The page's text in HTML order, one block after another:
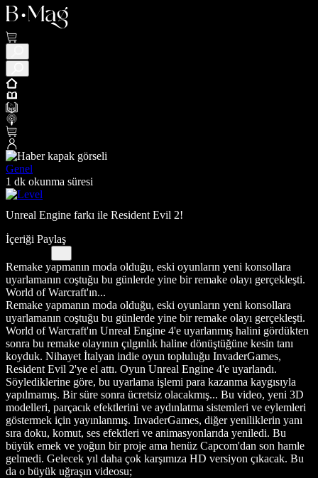
Genel
1 dk okunma süresi
Unreal Engine farkı ile Resident Evil 2!
İçeriği Paylaş
Remake yapmanın moda olduğu, eski oyunların yeni konsollara
uyarlamanın coştuğu bu günlerde yine bir remake olayı gerçekleşti.
World of Warcraft'ın...
Remake yapmanın moda olduğu, eski oyunların yeni konsollara
uyarlamanın coştuğu bu günlerde yine bir remake olayı gerçekleşti.
World of Warcraft'ın Unreal Engine 4'e uyarlanmış halini gördükten
sonra bu remake olayının çılgınlık haline dönüştüğüne kesin tanı
koyduk. Nihayet İtalyan indie oyun topluluğu InvaderGames,
Resident Evil 2'ye el attı. Oyun Unreal Engine 4'e uyarlandı.
Söylediklerine göre, bu uyarlama işlemi para kazanma kaygısıyla
yapılmamış. Bir süre sonra ücretsiz olacakmış... Bu video, yeni 3D
modelleri, parçacık efektlerini ve aydınlatma sistemleri ve eylemleri
göstermek için yayınlanmış. InvaderGames, diğer yeniliklerin yanı
sıra doku, komut, ses efektleri ve animasyonlarıda yeniledi. Bu
büyük emek ve yoğun bir proje ama henüz Capcom'dan son hamle
gelmedi. Gelecek yıl daha çok karşımıza HD versiyon çıkacak. Bu
da o büyük uğraşın videosu;